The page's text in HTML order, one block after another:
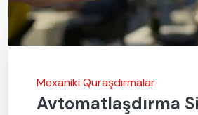
Mexaniki Quraşdırmalar
Avtomatlaşdırma